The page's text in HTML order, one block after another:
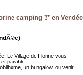
camping 3* en Vendée
Le Village de Florine vous
paisible.
un bungalow, ou venir